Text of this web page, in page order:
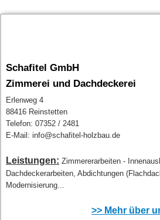
Schafitel GmbH
Zimmerei und Dachdeckerei
Erlenweg 4
88416 Reinstetten
Telefon: 07352 / 2481
E-Mail: info@schafitel-holzbau.de
Leistungen: Zimmererarbeiten -
Dachdeckerarbeiten, Abdichtungen
Modernisierung...
>> Mehr über